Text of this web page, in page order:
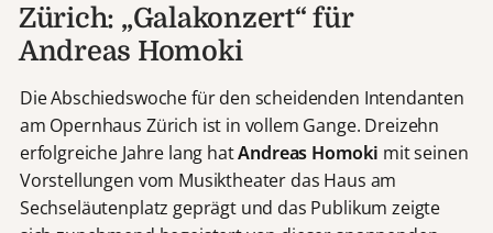
Zürich: „Galakonzert“ für
Andreas Homoki
Die Abschiedswoche für den scheidenden Intendanten
am Opernhaus Zürich ist in vollem Gange. Dreizehn
erfolgreiche Jahre lang hatAndreas Homoki mit seinen
Vorstellungen vom Musiktheater das Haus am
Sechseläutenplatz geprägt und das Publikum zeigte